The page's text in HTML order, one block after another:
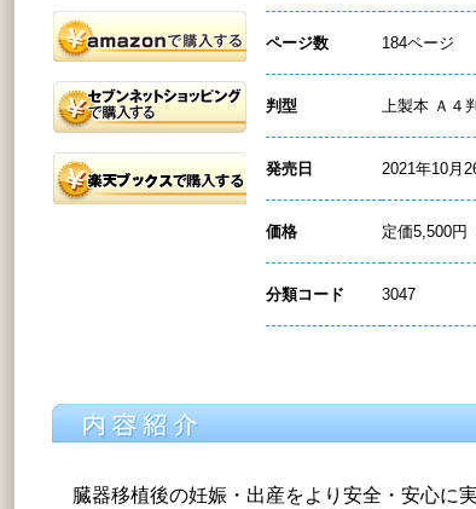
ページ数 184ページ
判型 上製本 Ａ４判
発売日 2021年10月
価格 定価5,500円
分類コード 3047
臓器移植後の妊娠・出産をより安全・安心に